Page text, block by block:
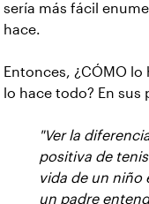
sería más fácil
hace.
Entonces, ¿CÓMO lo
lo hace todo? En sus
"Ver la
positiva de
vida de un niño
un padre